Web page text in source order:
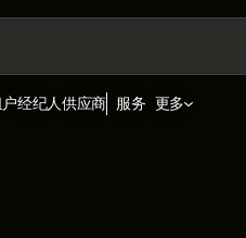
经纪人供应商 服务 更多